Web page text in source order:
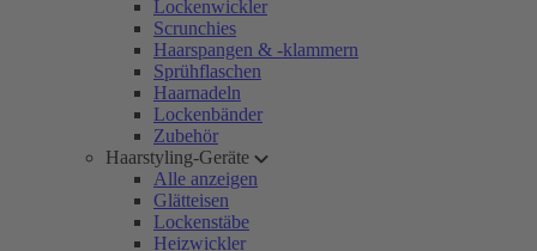
Lockenwickler
Scrunchies
Haarspangen & -klammern
Sprühflaschen
Haarnadeln
Lockenbänder
Zubehör
Haarstyling-Geräte
Alle anzeigen
Glätteisen
Lockenstäbe
Heizwickler